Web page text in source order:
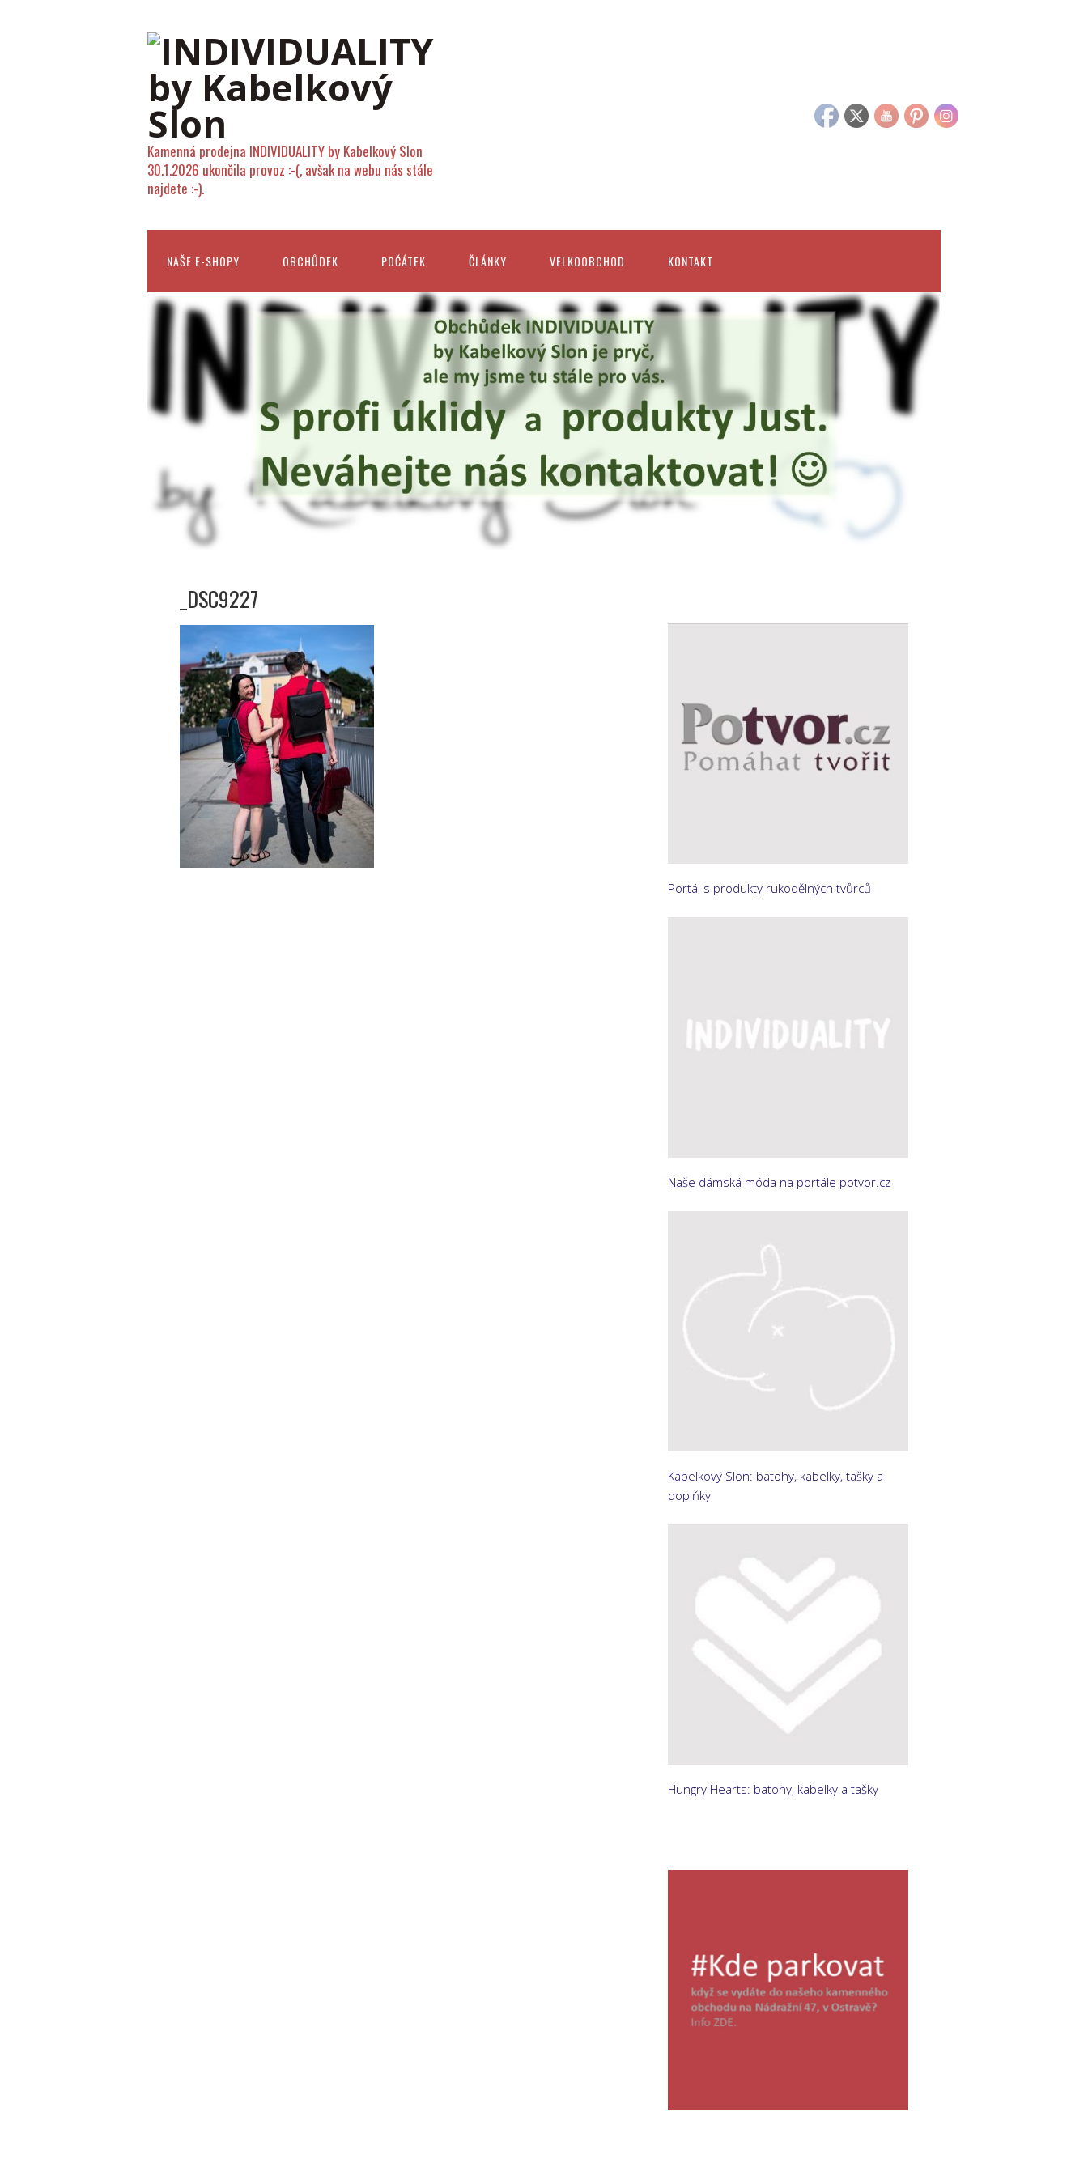
Kamenná prodejna INDIVIDUALITY by Kabelkový Slon
30.1.2026 ukončila provoz :-(, avšak na webu nás stále
najdete :-).
NAŠE E-SHOPY OBCHŮDEK POČÁTEK ČLÁNKY VELKOOBCHOD KONTAKT
_DSC9227
Portál s produkty rukodělných tvůrců
Naše dámská móda na portále potvor.cz
Kabelkový Slon: batohy, kabelky, tašky a
doplňky
Hungry Hearts: batohy, kabelky a tašky